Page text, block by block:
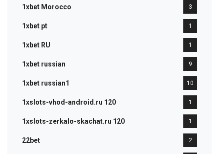
1xbet Morocco 3
1xbet pt 1
1xbet RU 1
1xbet russian 9
1xbet russian1 10
1xslots-vhod-android.ru 120 1
1xslots-zerkalo-skachat.ru 120 1
22bet 2